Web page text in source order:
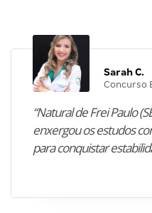
Sarah C.
Concurso
“Natural de Frei Paulo
enxergou os estudos
para conquistar